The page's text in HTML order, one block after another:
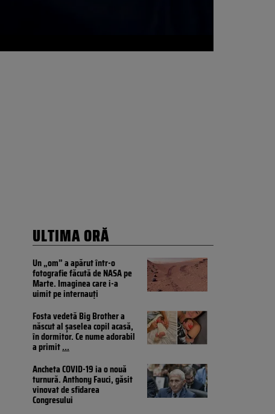
ULTIMA ORĂ
Un „om” a apărut într-o
fotografie făcută de NASA pe
Marte. Imaginea care i-a
uimit pe internauți
Fosta vedetă Big Brother a
născut al șaselea copil acasă,
în dormitor. Ce nume adorabil
a primit...
Ancheta COVID-19 ia o nouă
turnură. Anthony Fauci, găsit
vinovat de sfidarea
Congresului